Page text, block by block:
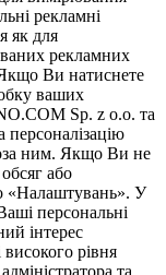
рекламні
як для
рекламних
Ви натиснете
ваших
Sp. z o.o. та
персоналізацію
ним. Якщо Ви не
або
«Налаштувань». У
персональні
інтерес
високого рівня
та